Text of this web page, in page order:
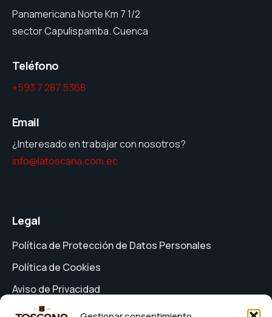
Panamericana Norte Km 7 1/2
sector Capulispamba. Cuenca
Teléfono
+593 7 287 5368
Email
¿Interesado en trabajar con nosotros?
info@latoscana.com.ec
Legal
Política de Protección de Datos Personales
Política de Cookies
Aviso de Privacidad
Formulario de Solicitud de Derechos